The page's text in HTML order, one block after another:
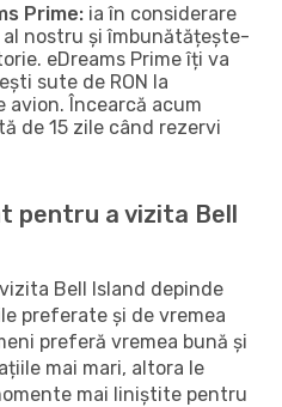
Prime: ia în considerare
nostru și îmbunătățește-
eDreams Prime îți va
sute de RON la
avion. Încearcă acum
de 15 zile când rezervi
pentru a vizita Bell
Bell Island depinde
preferate și de vremea
preferă vremea bună și
mai mari, altora le
mai liniștite pentru